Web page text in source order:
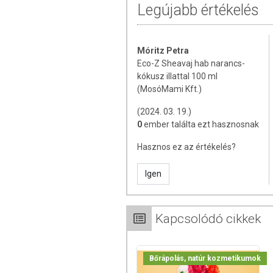
Édesnarancs illóolaj
>>>
sebgyógyító, regeneráló és
Minőségét megőrzi:lásd a tégely alján.
Gyártó / Forgalmazó:
A termék belső fogyasztásra nem
kell a szembejutást. Az ajánlott napi
kiütés jelentkezik, függessze fel a
Legújabb értékelés
Móritz Petra
Eco-Z Sheavaj hab narancs-
kókusz illattal 100 ml
(MosóMami Kft.)
(2024. 03. 19.)
0ember találta ezt hasznosnak
Hasznos ez az értékelés?
Igen
Kapcsolódó cikkek
Bőrápolás, natúr kozmetikumok